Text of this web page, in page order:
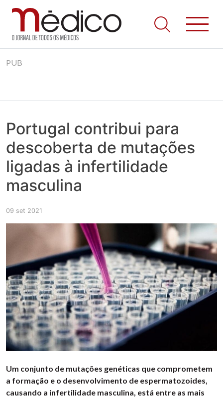
to
Jornal Médico
Médico – O Jornal de Todos os Médicos. Onde as notícias
realmente contam! Tudo o que se passa na Saúde!
PUB
Portugal contribui para
descoberta de mutações
ligadas à infertilidade
masculina
09 set 2021
Um conjunto de mutações genéticas que comprometem
a formação e o desenvolvimento de espermatozoides,
causando a infertilidade masculina, está entre as mais